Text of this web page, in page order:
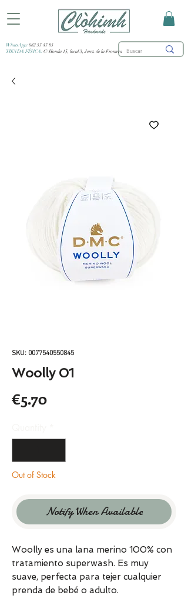
WhatsApp: 682 53 47 85
TIENDA FÍSICA: C/ Honda 15, local 3, Jerez de la Frontera
SKU: 0077540550845
Woolly 01
€5.70Price
Out of Stock
Notify When Available
Woolly es una lana merino 100% con
tratamiento superwash. Es muy
suave, perfecta para tejer cualquier
prenda de bebé o adulto.